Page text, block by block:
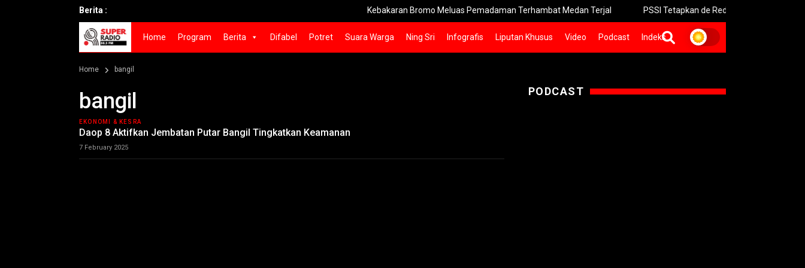
Berita : Kebakaran Bromo Meluas Pemadaman Terhambat Medan Terjal PSSI Tetapkan de Red FC Bermarkas Resmi di
Home Program Berita Difabel Potret Suara Warga Ning Sri Infografis Liputan Khusus Video Podcast Indeks
Home bangil
bangil
EKONOMI & KESRA
Daop 8 Aktifkan Jembatan Putar Bangil Tingkatkan Keamanan
7 February 2025
PODCAST